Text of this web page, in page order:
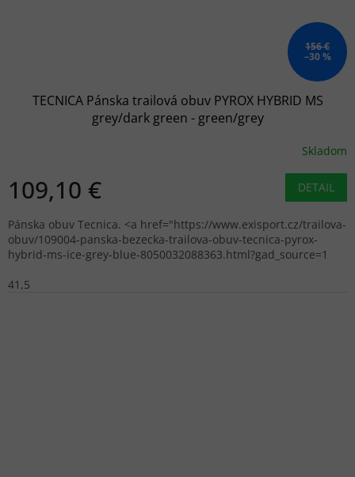
156 €
–30 %
TECNICA Pánska trailová obuv PYROX HYBRID MS
grey/dark green - green/grey
Skladom
109,10 € DETAIL
Pánska obuv Tecnica. <a href="https://www.exisport.cz/trailova-
obuv/109004-panska-bezecka-trailova-obuv-tecnica-pyrox-
hybrid-ms-ice-grey-blue-8050032088363.html?gad_source=1
41,5